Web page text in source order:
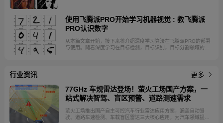
使用飞腾派PRO开始学习机器视觉 : 教飞腾派
PRO认识数字
从本篇文章开始，接下来将介绍深度学习算法在飞腾派PRO的部署
与使用。随着深度学习在目标检测，目标识别，目标分割领域的成
H.264/H.265 4K@100fps解码与2K@110fps编码，集成3T算力
NPU，可满足轻量级AI应用。本篇文章将介绍如何在飞腾派PRO上
实现数字识别。
行业资讯
更多
77GHz 车规雷达登场！萤火工场国产方案，一
站式解决智驾、盲区预警、道路测速需求
萤火工场推出国产自主可控汽车行业雷达应用方案，涵盖自动驾
驶、道路车速检测、车载盲区雷达三大核心应用，为汽车领域提供